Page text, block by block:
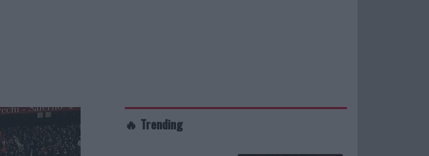
🔥 Trending